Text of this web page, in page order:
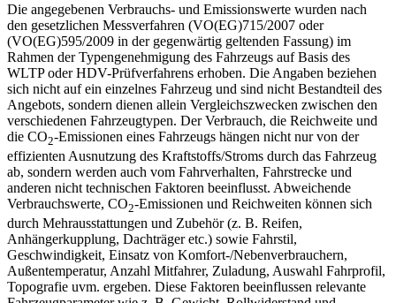
Die angegebenen Verbrauchs- und Emissionswerte wurden nach
den gesetzlichen Messverfahren (VO(EG)715/2007 oder
(VO(EG)595/2009 in der gegenwärtig geltenden Fassung) im
Rahmen der Typengenehmigung des Fahrzeugs auf Basis des
WLTP oder HDV-Prüfverfahrens erhoben. Die Angaben beziehen
sich nicht auf ein einzelnes Fahrzeug und sind nicht Bestandteil des
Angebots, sondern dienen allein Vergleichszwecken zwischen den
verschiedenen Fahrzeugtypen. Der Verbrauch, die Reichweite und
die CO2-Emissionen eines Fahrzeugs hängen nicht nur von der
effizienten Ausnutzung des Kraftstoffs/Stroms durch das Fahrzeug
ab, sondern werden auch vom Fahrverhalten, Fahrstrecke und
anderen nicht technischen Faktoren beeinflusst. Abweichende
Verbrauchswerte, CO2-Emissionen und Reichweiten können sich
durch Mehrausstattungen und Zubehör (z. B. Reifen,
Anhängerkupplung, Dachträger etc.) sowie Fahrstil,
Geschwindigkeit, Einsatz von Komfort-/Nebenverbrauchern,
Außentemperatur, Anzahl Mitfahrer, Zuladung, Auswahl Fahrprofil,
Topografie uvm. ergeben. Diese Faktoren beeinflussen relevante